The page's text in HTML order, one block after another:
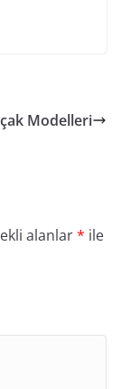
Modelleri
alanlar* ile